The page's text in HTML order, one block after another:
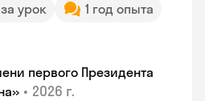
урок
1 год опыта
первого Президента
• 2026 г.